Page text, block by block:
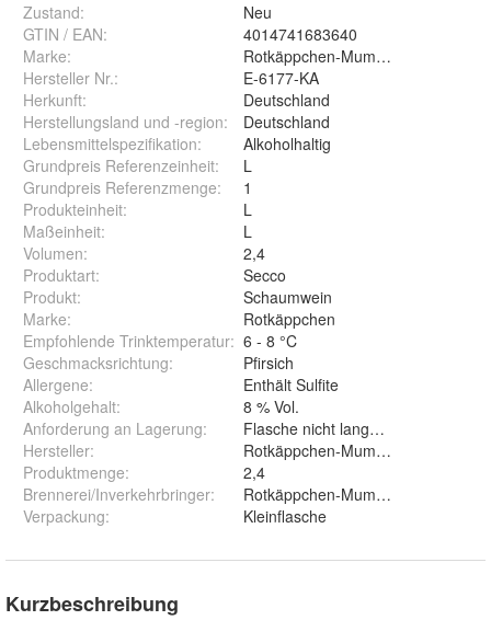
Zustand:
Neu
GTIN / EAN:
4014741683640
Marke:
Rotkäppchen-Mumm
Hersteller Nr.:
E-6177-KA
Herkunft:
Deutschland
Herstellungsland und -region:
Deutschland
Lebensmittelspezifikation:
Alkoholhaltig
Grundpreis Referenzeinheit:
L
Grundpreis Referenzmenge:
1
Produkteinheit:
L
Maßeinheit:
L
Volumen:
2,4
Produktart:
Secco
Produkt:
Schaumwein
Marke:
Rotkäppchen
Empfohlende Trinktemperatur: 6 - 8 °C
Geschmacksrichtung:
Pfirsich
Allergene:
Enthält Sulfite
Alkoholgehalt:
8 % Vol.
Anforderung an Lagerung:
Flasche nicht lange Sonnenlicht
Hersteller:
Rotkäppchen-Mumm
Produktmenge:
2,4
Brennerei/Inverkehrbringer:
Rotkäppchen-Mumm
Verpackung: Kleinflasche
Kurzbeschreibung